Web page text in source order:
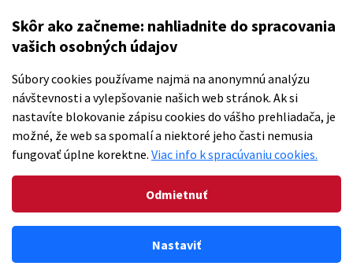
Skôr ako začneme: nahliadnite do spracovania
vašich osobných údajov
Súbory cookies používame najmä na anonymnú analýzu
návštevnosti a vylepšovanie našich web stránok. Ak si
nastavíte blokovanie zápisu cookies do vášho prehliadača, je
možné, že web sa spomalí a niektoré jeho časti nemusia
fungovať úplne korektne. Viac info k spracúvaniu cookies.
Odmietnuť
Nastaviť